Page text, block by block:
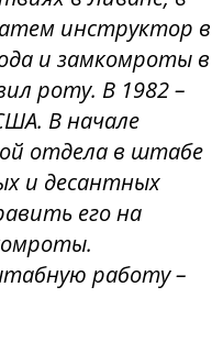
инструктор в
и замкомроты в
роту. В 1982 –
В начале
отдела в штабе
и десантных
его на
работу –